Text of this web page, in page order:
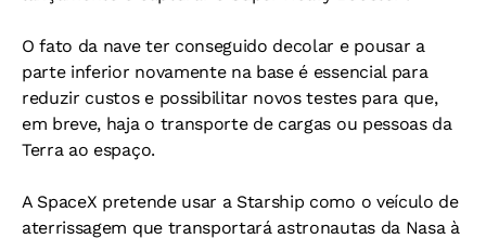
O fato da nave ter conseguido decolar e pousar a
parte inferior novamente na base é essencial para
reduzir custos e possibilitar novos testes para que,
em breve, haja o transporte de cargas ou pessoas da
Terra ao espaço.
A SpaceX pretende usar a Starship como o veículo de
aterrissagem que transportará astronautas da Nasa à